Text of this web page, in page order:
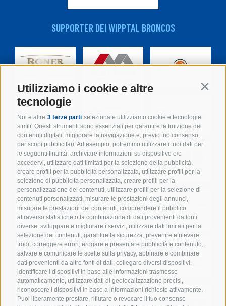
Utilizziamo i cookie e altre
tecnologie
Noi e altre 3 terze parti selezionate utilizziamo cookie e tecnologie
simili. Questi strumenti sono essenziali per garantire la fruizione dei
contenuti digitali, migliorare la navigazione e, previo tuo consenso,
per scopi pubblicitari. Ad esempio, potremmo utilizzare i tuoi dati per
le seguenti finalità: archiviare informazioni su dispositivo e/o
accedervi, utilizzare dati limitati per la selezione della pubblicità,
creare profili per la pubblicità personalizzata, utilizzare profili per la
selezione di pubblicità personalizzata, creare profili per la
personalizzazione dei contenuti, utilizzare profili per la selezione di
contenuti personalizzati, misurare le prestazioni degli annunci,
misurare le prestazioni dei contenuti, comprendere il pubblico
attraverso statistiche o la combinazione di dati provenienti da fonti
diverse, sviluppare e migliorare i servizi, utilizzare dati limitati per la
selezione dei contenuti, garantire la sicurezza, prevenire e rilevare
frodi, correggere errori, erogare e presentare pubblicità e contenuto,
salvare e comunicare le scelte sulla privacy, abbinare e combinare
dati provenienti da altre fonti di dati, collegare diversi dispositivi,
identificare i dispositivi in base alle informazioni trasmesse
automaticamente, utilizzare dati di geolocalizzazione precisi,
riconoscere i dispositivi in base a informazioni richieste attivamente.
Puoi liberamente prestare, rifiutare o revocare il tuo consenso
SUPPORTER DEI WIPPTAL BRONCOS